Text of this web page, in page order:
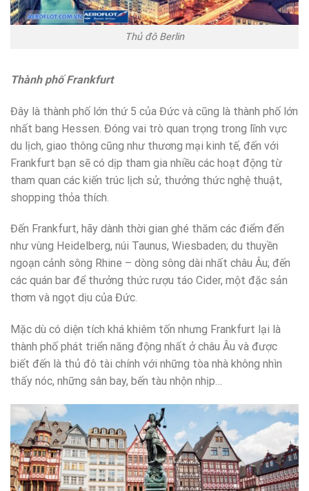
Thủ đô Berlin
Thành phố Frankfurt
Đây là thành phố lớn thứ 5 của Đức và cũng là thành phố lớn
nhất bang Hessen. Đóng vai trò quan trọng trong lĩnh vực
du lịch, giao thông cũng như thương mại kinh tế, đến với
Frankfurt bạn sẽ có dịp tham gia nhiều các hoạt động từ
tham quan các kiến trúc lịch sử, thưởng thức nghệ thuật,
shopping thỏa thích.
Đến Frankfurt, hãy dành thời gian ghé thăm các điểm đến
như vùng Heidelberg, núi Taunus, Wiesbaden; du thuyền
ngoạn cảnh sông Rhine – dòng sông dài nhất châu Âu; đến
các quán bar để thưởng thức rượu táo Cider, một đặc sản
thơm và ngọt dịu của Đức.
Mặc dù có diện tích khá khiêm tốn nhưng Frankfurt lại là
thành phố phát triển năng động nhất ở châu Âu và được
biết đến là thủ đô tài chính với những tòa nhà không nhìn
thấy nóc, những sân bay, bến tàu nhộn nhịp…